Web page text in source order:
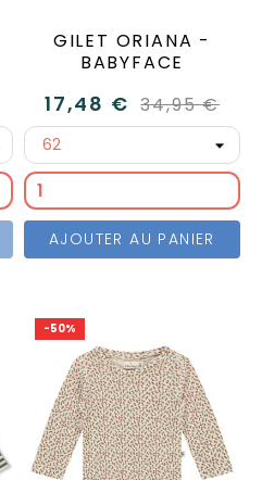
GILET ORIANA -
BABYFACE
17,48 € 34,95 €
AJOUTER AU PANIER
-50%